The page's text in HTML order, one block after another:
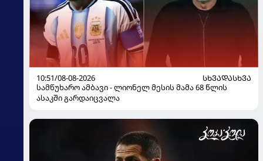
10:51/08-08-2026
ᲡᲮᲕᲐᲓᲐᲡᲮᲕᲐ
სამწუხარო ამბავი - ლიონელ მესის მამა 68 წლის
ასაკში გარდაიცვალა